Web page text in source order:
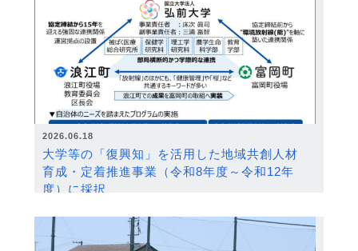
2026.06.18
大学等の「復興知」を活用した地域共創人材
育成・定着推進事業（令和8年度～令和12年
度）に採択